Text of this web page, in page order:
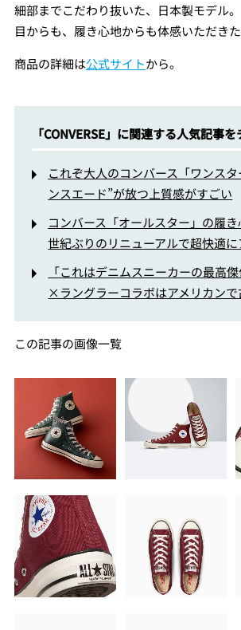
細部までこだわり抜いた、日本製モデル
目からも、履き心地からも体感いただきた
商品の詳細は公式サイトから。
「CONVERSE」に関連する人気記事を
これぞ大人のコンバース「ワンス
ンスエード”が放つ上質感がすごい
コンバース「オールスター」の履
世紀ぶりのリニューアルで超快適
「これはデニムスニーカーの最高
×ラングラーコラボはアメリカン
この記事の画像一覧